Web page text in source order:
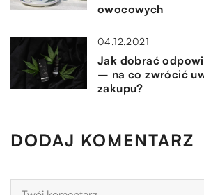
owocowych
04.12.2021
Jak dobrać
– na co zwrócić
zakupu?
DODAJ KOMENTARZ